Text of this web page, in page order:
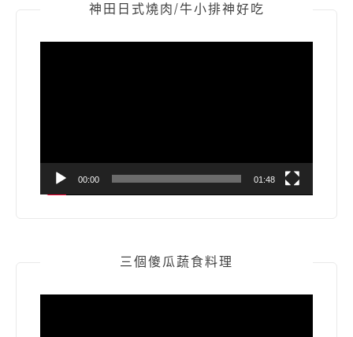
神田日式燒肉/牛小排神好吃
00:00 01:48
三個傻瓜蔬食料理